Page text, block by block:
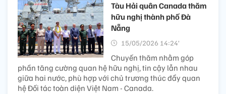
Tàu Hải quân Canada thăm
hữu nghị thành phố Đà
Nẵng
15/05/2026 14:24’
Chuyến thăm nhằm góp
phần tăng cường quan hệ hữu nghị, tin cậy lẫn nhau
giữa hai nước, phù hợp với chủ trương thúc đẩy quan
hệ Đối tác toàn diện Việt Nam - Canada.